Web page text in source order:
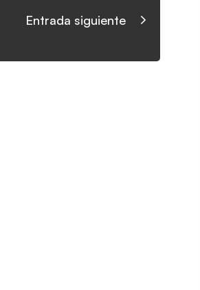
Entrada siguiente